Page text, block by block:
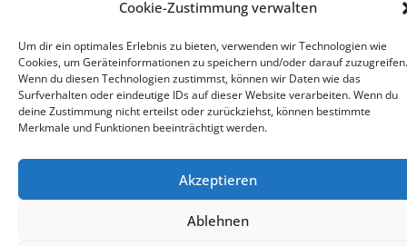
Cookie-Zustimmung verwalten
Um dir ein optimales Erlebnis zu bieten, verwenden wir Technologien wie
Cookies, um Geräteinformationen zu speichern und/oder darauf zuzugreifen.
Wenn du diesen Technologien zustimmst, können wir Daten wie das
Surfverhalten oder eindeutige IDs auf dieser Website verarbeiten. Wenn du
deine Zustimmung nicht erteilst oder zurückziehst, können bestimmte
Merkmale und Funktionen beeinträchtigt werden.
Akzeptieren
Ablehnen
Leichtathletik und Rasenkraftsport
Copyright © 2026TSG Eppstein. Alle Rechte vorbehalten.
Impressum |Datenschutz